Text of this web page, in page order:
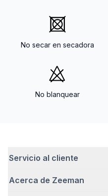
No secar en secadora
No blanquear
Servicio al cliente
Preguntas frecuentes
Acerca de Zeeman